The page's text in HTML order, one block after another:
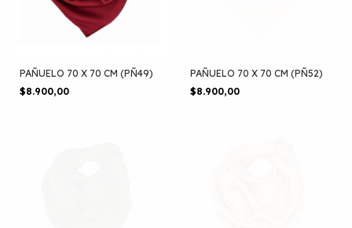
PAÑUELO 70 X 70 CM (PÑ49)
$8.900,00
PAÑUELO 70 X 70 CM (PÑ52)
$8.900,00